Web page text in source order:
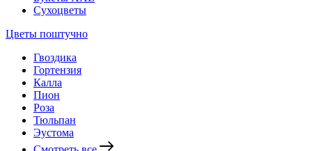
Сухоцветы
Цветы поштучно
Гвоздика
Гортензия
Калла
Пион
Роза
Тюльпан
Эустома